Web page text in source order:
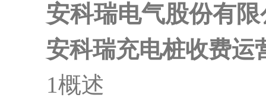
安科瑞电气股份有限
安科瑞充电桩收费运
1概述